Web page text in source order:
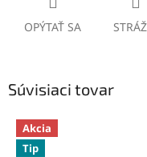
OPÝTAŤ SA
Súvisiaci tovar
Akcia
Tip